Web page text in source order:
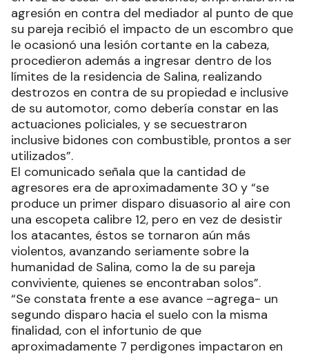
agresión en contra del mediador al punto de que
su pareja recibió el impacto de un escombro que
le ocasionó una lesión cortante en la cabeza,
procedieron además a ingresar dentro de los
límites de la residencia de Salina, realizando
destrozos en contra de su propiedad e inclusive
de su automotor, como debería constar en las
actuaciones policiales, y se secuestraron
inclusive bidones con combustible, prontos a ser
utilizados”.
El comunicado señala que la cantidad de
agresores era de aproximadamente 30 y “se
produce un primer disparo disuasorio al aire con
una escopeta calibre 12, pero en vez de desistir
los atacantes, éstos se tornaron aún más
violentos, avanzando seriamente sobre la
humanidad de Salina, como la de su pareja
conviviente, quienes se encontraban solos”.
“Se constata frente a ese avance –agrega- un
segundo disparo hacia el suelo con la misma
finalidad, con el infortunio de que
aproximadamente 7 perdigones impactaron en